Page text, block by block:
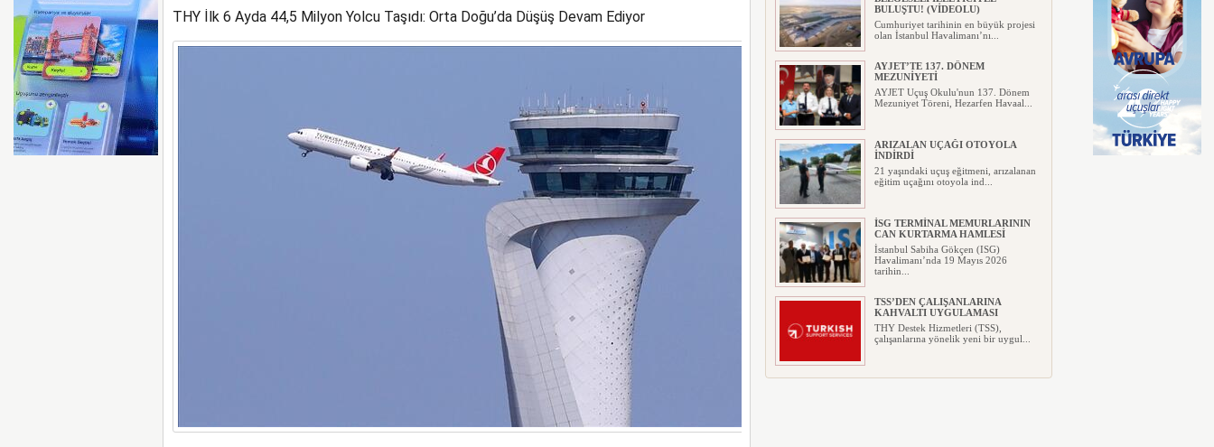
İGA, HAVALİMANI DENEYİMİ ZİRVESİ’NE EV
THY İlk 6 Ayda 44,5 Milyon Yolcu Taşıdı: Orta Doğu’da Düşüş Devam Ediyor
BULUŞTU! (VİDEOLU)
Cumhuriyet tarihinin en büyük projesi
olan İstanbul Havalimanı’nı...
AYJET’TE 137. DÖNEM
MEZUNİYETİ
AYJET Uçuş Okulu'nun 137. Dönem
Mezuniyet Töreni, Hezarfen Havaal...
ARIZALAN UÇAĞI OTOYOLA
İNDİRDİ
21 yaşındaki uçuş eğitmeni, arızalanan
eğitim uçağını otoyola ind...
İSG TERMİNAL MEMURLARININ
CAN KURTARMA HAMLESİ
İstanbul Sabiha Gökçen (ISG)
Havalimanı’nda 19 Mayıs 2026
tarihin...
TSS’DEN ÇALIŞANLARINA
KAHVALTI UYGULAMASI
THY Destek Hizmetleri (TSS),
çalışanlarına yönelik yeni bir uygul...
AJET’TEN YURT İÇİ